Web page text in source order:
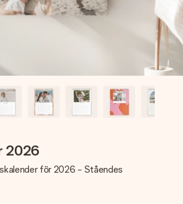
2026
för 2026 - Ståendes